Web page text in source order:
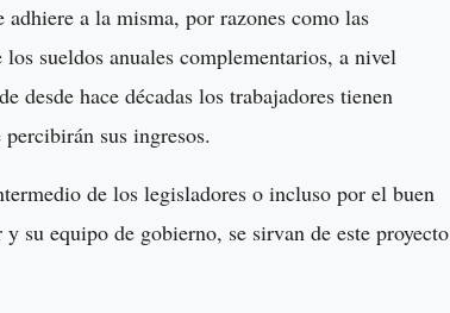
a la misma, por razones como las
sueldos anuales complementarios, a nivel
desde hace décadas los trabajadores tienen
sus ingresos.
de los legisladores o incluso por el buen
su equipo de gobierno, se sirvan de este proyecto